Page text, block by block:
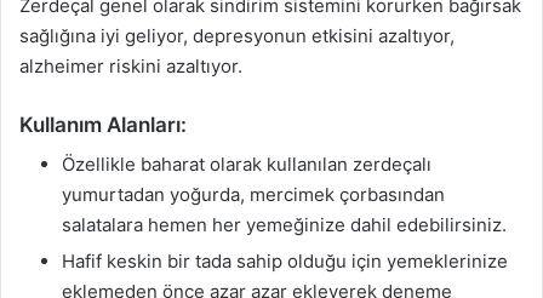
Zerdeçal genel olarak sindirim sistemini korurken bağırsak
sağlığına iyi geliyor, depresyonun etkisini azaltıyor,
alzheimer riskini azaltıyor.
Kullanım Alanları:
Özellikle baharat olarak kullanılan zerdeçalı
yumurtadan yoğurda, mercimek çorbasından
salatalara hemen her yemeğinize dahil edebilirsiniz.
Hafif keskin bir tada sahip olduğu için yemeklerinize
eklemeden önce azar azar ekleyerek deneme